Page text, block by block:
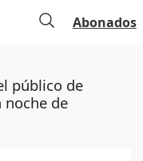
Abonados
público de
de